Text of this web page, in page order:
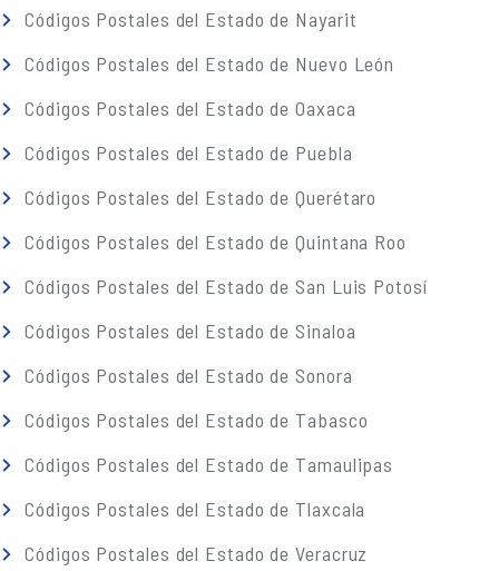
Códigos Postales del Estado de Nayarit
Códigos Postales del Estado de Nuevo León
Códigos Postales del Estado de Oaxaca
Códigos Postales del Estado de Puebla
Códigos Postales del Estado de Querétaro
Códigos Postales del Estado de Quintana Roo
Códigos Postales del Estado de San Luis Potosí
Códigos Postales del Estado de Sinaloa
Códigos Postales del Estado de Sonora
Códigos Postales del Estado de Tabasco
Códigos Postales del Estado de Tamaulipas
Códigos Postales del Estado de Tlaxcala
Códigos Postales del Estado de Veracruz